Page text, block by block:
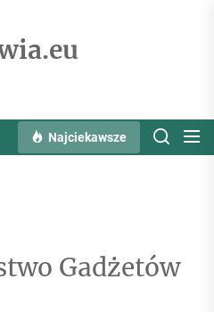
Najciekawsze
Gadżetów